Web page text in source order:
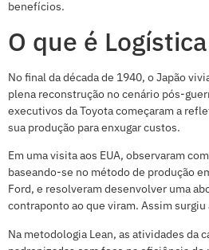
benefícios.
O que é
No final da década de 1940, o Japão
plena reconstrução no cenário pós-
executivos da Toyota começaram a
sua produção para enxugar custos.
Em uma visita aos EUA, observaram
baseando-se no método de produção
Ford, e resolveram desenvolver uma
contraponto ao que viram. Assim surgiu
Na metodologia Lean, as atividades da